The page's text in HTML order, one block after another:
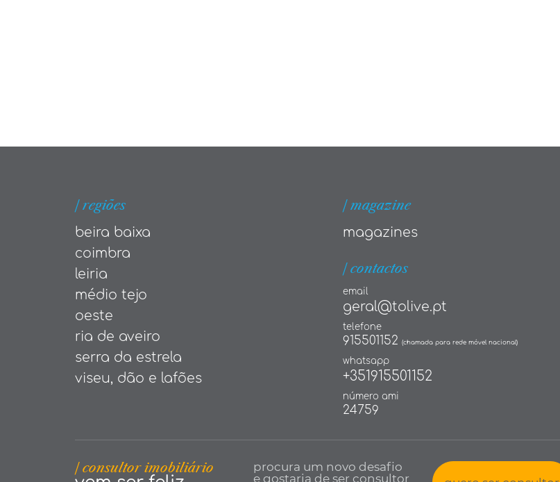
| regiões
beira baixa
coimbra
leiria
médio tejo
oeste
ria de aveiro
serra da estrela
viseu, dão e lafões
| magazine
magazines
| contactos
email
geral@tolive.pt
telefone
915501152 (chamada para rede móvel nacional)
whatsapp
+351915501152
número ami
24759
| consultor imobiliário
procura um novo desafio
e gostaria de ser consultor